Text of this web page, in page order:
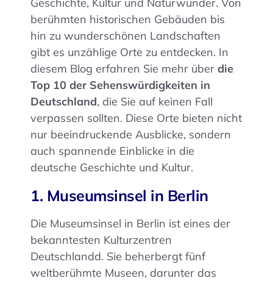
berühmten historischen Gebäuden bis
hin zu wunderschönen Landschaften
gibt es unzählige Orte zu entdecken. In
diesem Blog erfahren Sie mehr über die
Top 10 der Sehenswürdigkeiten in
Deutschland, die Sie auf keinen Fall
verpassen sollten. Diese Orte bieten nicht
nur beeindruckende Ausblicke, sondern
auch spannende Einblicke in die
deutsche Geschichte und Kultur.
1. Museumsinsel in Berlin
Die Museumsinsel in Berlin ist eines der
bekanntesten Kulturzentren
Deutschlandd. Sie beherbergt fünf
weltberühmte Museen, darunter das